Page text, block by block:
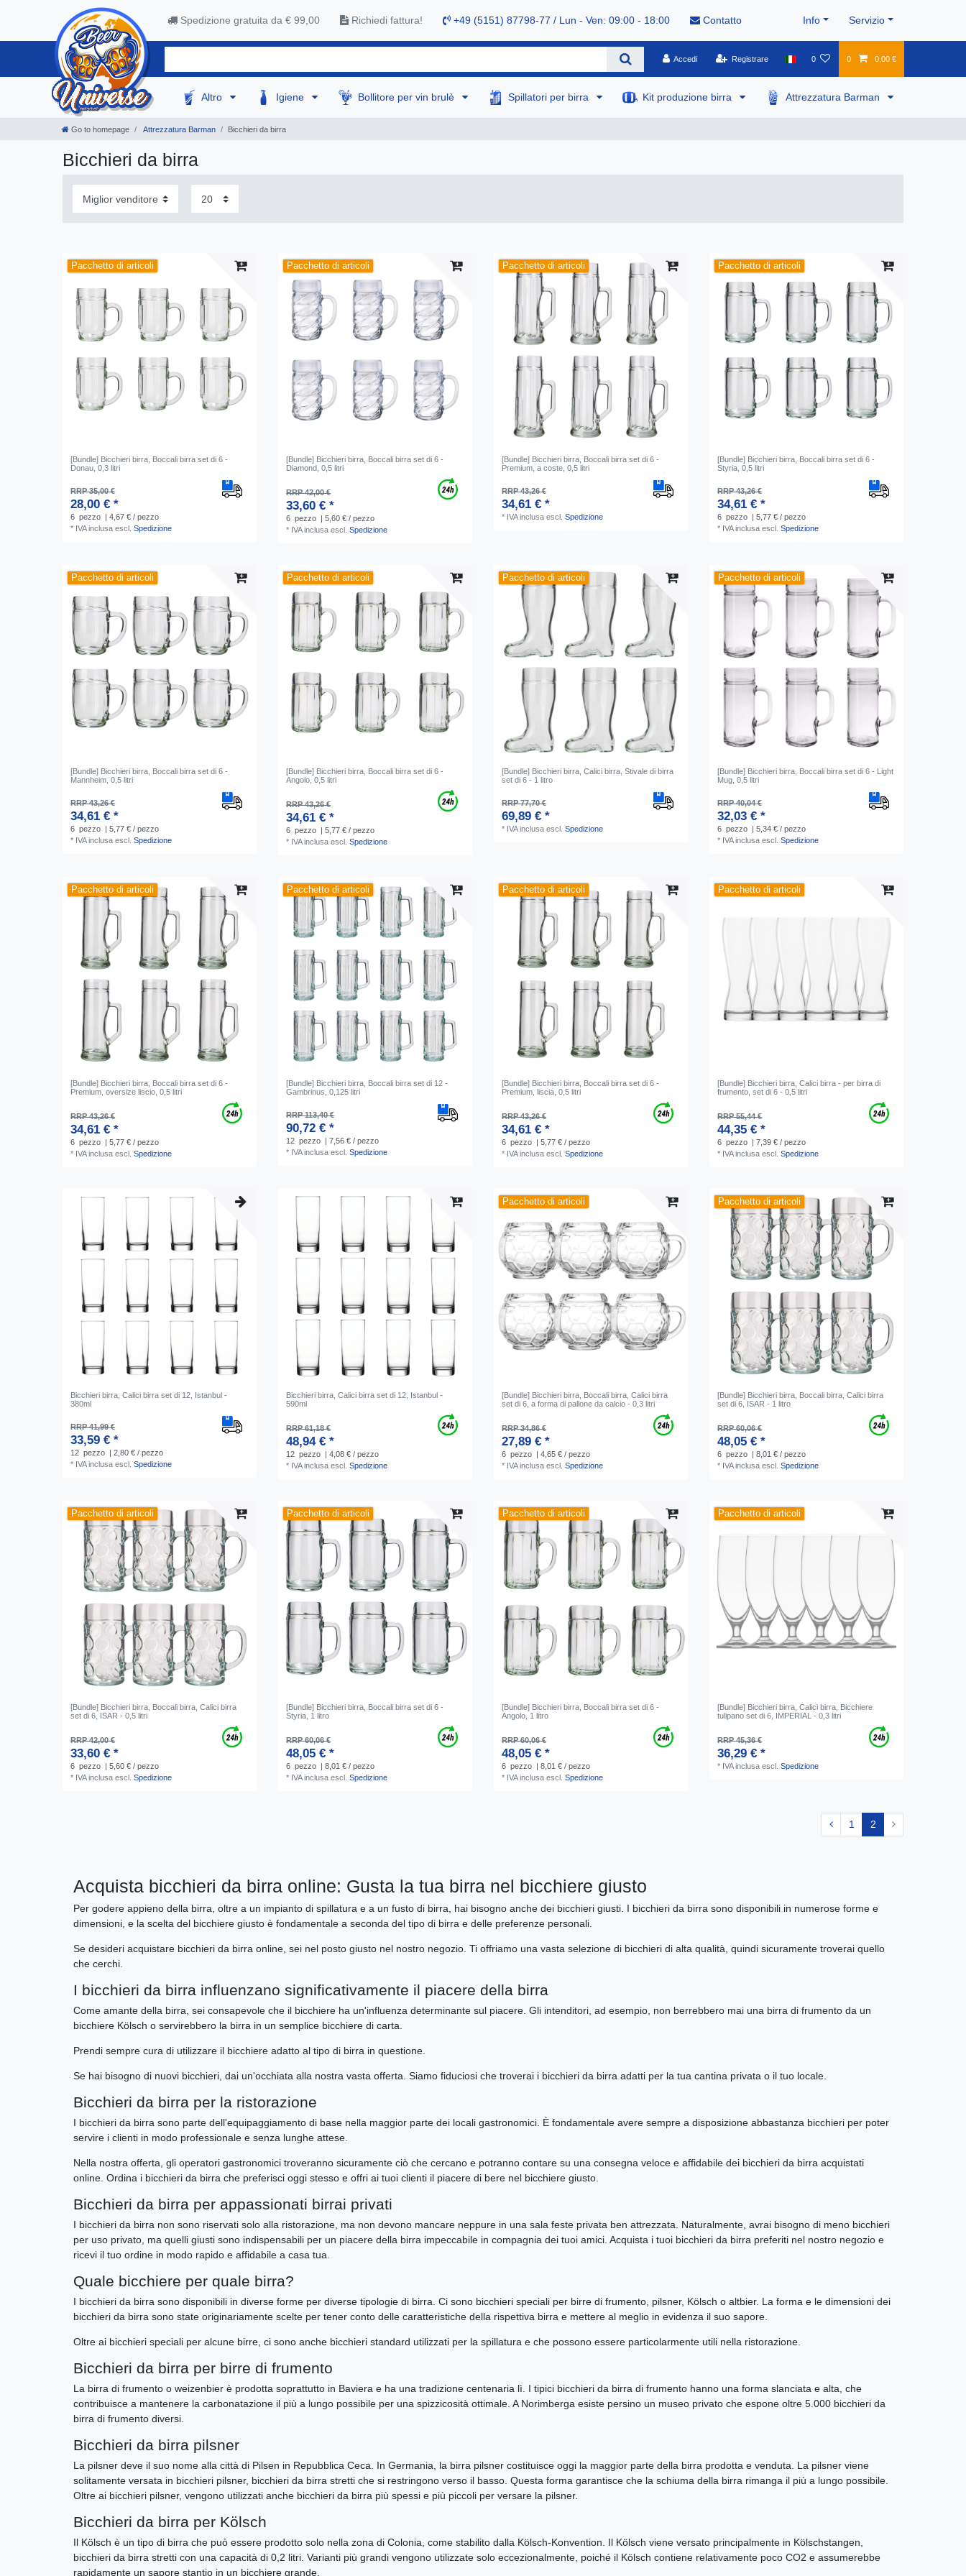
Spedizione gratuita da € 99,00 Richiedi fattura! +49 (5151) 87798-77 / Lun - Ven: 09:00 - 18:00 Contatto Info Servizio
Accedi Registrare 0 0 0,00 €
Altro Igiene Bollitore per vin brulè Spillatori per birra Kit produzione birra Attrezzatura Barman
Go to homepage Attrezzatura Barman Bicchieri da birra
Bicchieri da birra
Pacchetto di articoli
[Bundle] Bicchieri birra, Boccali birra set di 6 -
Donau, 0,3 litri
RRP 35,00 €
28,00 € *
6 pezzo | 4,67 € / pezzo
* IVA inclusa escl.Spedizione
Pacchetto di articoli
[Bundle] Bicchieri birra, Boccali birra set di 6 -
Diamond, 0,5 litri
RRP 42,00 €
33,60 € *
6 pezzo | 5,60 € / pezzo
* IVA inclusa escl.Spedizione
Pacchetto di articoli
[Bundle] Bicchieri birra, Boccali birra set di 6 -
Premium, a coste, 0,5 litri
RRP 43,26 €
34,61 € *
* IVA inclusa escl.Spedizione
Pacchetto di articoli
[Bundle] Bicchieri birra, Boccali birra set di 6 -
Styria, 0,5 litri
RRP 43,26 €
34,61 € *
6 pezzo | 5,77 € / pezzo
* IVA inclusa escl.Spedizione
Pacchetto di articoli
[Bundle] Bicchieri birra, Boccali birra set di 6 -
Mannheim, 0,5 litri
RRP 43,26 €
34,61 € *
6 pezzo | 5,77 € / pezzo
* IVA inclusa escl.Spedizione
Pacchetto di articoli
[Bundle] Bicchieri birra, Boccali birra set di 6 -
Angolo, 0,5 litri
RRP 43,26 €
34,61 € *
6 pezzo | 5,77 € / pezzo
* IVA inclusa escl.Spedizione
Pacchetto di articoli
[Bundle] Bicchieri birra, Calici birra, Stivale di birra
set di 6 - 1 litro
RRP 77,70 €
69,89 € *
* IVA inclusa escl.Spedizione
Pacchetto di articoli
[Bundle] Bicchieri birra, Boccali birra set di 6 - Light
Mug, 0,5 litri
RRP 40,04 €
32,03 € *
6 pezzo | 5,34 € / pezzo
* IVA inclusa escl.Spedizione
Pacchetto di articoli
[Bundle] Bicchieri birra, Boccali birra set di 6 -
Premium, oversize liscio, 0,5 litri
RRP 43,26 €
34,61 € *
6 pezzo | 5,77 € / pezzo
* IVA inclusa escl.Spedizione
Pacchetto di articoli
[Bundle] Bicchieri birra, Boccali birra set di 12 -
Gambrinus, 0,125 litri
RRP 113,40 €
90,72 € *
12 pezzo | 7,56 € / pezzo
* IVA inclusa escl.Spedizione
Pacchetto di articoli
[Bundle] Bicchieri birra, Boccali birra set di 6 -
Premium, liscia, 0,5 litri
RRP 43,26 €
34,61 € *
6 pezzo | 5,77 € / pezzo
* IVA inclusa escl.Spedizione
Pacchetto di articoli
[Bundle] Bicchieri birra, Calici birra - per birra di
frumento, set di 6 - 0,5 litri
RRP 55,44 €
44,35 € *
6 pezzo | 7,39 € / pezzo
* IVA inclusa escl.Spedizione
Bicchieri birra, Calici birra set di 12, Istanbul -
380ml
RRP 41,99 €
33,59 € *
12 pezzo
| 2,80 € / pezzo
* IVA inclusa escl.Spedizione
Bicchieri birra, Calici birra set di 12, Istanbul -
590ml
RRP 61,18 €
48,94 € *
12 pezzo | 4,08 € / pezzo
* IVA inclusa escl.Spedizione
Pacchetto di articoli
[Bundle] Bicchieri birra, Boccali birra, Calici birra
set di 6, a forma di pallone da calcio - 0,3 litri
RRP 34,86 €
27,89 € *
6 pezzo | 4,65 € / pezzo
* IVA inclusa escl.Spedizione
Pacchetto di articoli
[Bundle] Bicchieri birra, Boccali birra, Calici birra
set di 6, ISAR - 1 litro
RRP 60,06 €
48,05 € *
6 pezzo | 8,01 € / pezzo
* IVA inclusa escl.Spedizione
Pacchetto di articoli
[Bundle] Bicchieri birra, Boccali birra, Calici birra
set di 6, ISAR - 0,5 litri
RRP 42,00 €
33,60 € *
6 pezzo | 5,60 € / pezzo
* IVA inclusa escl.Spedizione
Pacchetto di articoli
[Bundle] Bicchieri birra, Boccali birra set di 6 -
Styria, 1 litro
RRP 60,06 €
48,05 € *
6 pezzo | 8,01 € / pezzo
* IVA inclusa escl.Spedizione
Pacchetto di articoli
[Bundle] Bicchieri birra, Boccali birra set di 6 -
Angolo, 1 litro
RRP 60,06 €
48,05 € *
6 pezzo | 8,01 € / pezzo
* IVA inclusa escl.Spedizione
Pacchetto di articoli
[Bundle] Bicchieri birra, Calici birra, Bicchiere
tulipano set di 6, IMPERIAL - 0,3 litri
RRP 45,36 €
36,29 € *
* IVA inclusa escl.Spedizione
1 2
Acquista bicchieri da birra online: Gusta la tua birra nel bicchiere giusto
Per godere appieno della birra, oltre a un impianto di spillatura e a un fusto di birra, hai bisogno anche dei bicchieri giusti. I bicchieri da birra sono disponibili in numerose forme e
dimensioni, e la scelta del bicchiere giusto è fondamentale a seconda del tipo di birra e delle preferenze personali.
Se desideri acquistare bicchieri da birra online, sei nel posto giusto nel nostro negozio. Ti offriamo una vasta selezione di bicchieri di alta qualità, quindi sicuramente troverai quello
che cerchi.
I bicchieri da birra influenzano significativamente il piacere della birra
Come amante della birra, sei consapevole che il bicchiere ha un'influenza determinante sul piacere. Gli intenditori, ad esempio, non berrebbero mai una birra di frumento da un
bicchiere Kölsch o servirebbero la birra in un semplice bicchiere di carta.
Prendi sempre cura di utilizzare il bicchiere adatto al tipo di birra in questione.
Se hai bisogno di nuovi bicchieri, dai un'occhiata alla nostra vasta offerta. Siamo fiduciosi che troverai i bicchieri da birra adatti per la tua cantina privata o il tuo locale.
Bicchieri da birra per la ristorazione
I bicchieri da birra sono parte dell'equipaggiamento di base nella maggior parte dei locali gastronomici. È fondamentale avere sempre a disposizione abbastanza bicchieri per poter
servire i clienti in modo professionale e senza lunghe attese.
Nella nostra offerta, gli operatori gastronomici troveranno sicuramente ciò che cercano e potranno contare su una consegna veloce e affidabile dei bicchieri da birra acquistati
online. Ordina i bicchieri da birra che preferisci oggi stesso e offri ai tuoi clienti il piacere di bere nel bicchiere giusto.
Bicchieri da birra per appassionati birrai privati
I bicchieri da birra non sono riservati solo alla ristorazione, ma non devono mancare neppure in una sala feste privata ben attrezzata. Naturalmente, avrai bisogno di meno bicchieri
per uso privato, ma quelli giusti sono indispensabili per un piacere della birra impeccabile in compagnia dei tuoi amici. Acquista i tuoi bicchieri da birra preferiti nel nostro negozio e
ricevi il tuo ordine in modo rapido e affidabile a casa tua.
Quale bicchiere per quale birra?
I bicchieri da birra sono disponibili in diverse forme per diverse tipologie di birra. Ci sono bicchieri speciali per birre di frumento, pilsner, Kölsch o altbier. La forma e le dimensioni dei
bicchieri da birra sono state originariamente scelte per tener conto delle caratteristiche della rispettiva birra e mettere al meglio in evidenza il suo sapore.
Oltre ai bicchieri speciali per alcune birre, ci sono anche bicchieri standard utilizzati per la spillatura e che possono essere particolarmente utili nella ristorazione.
Bicchieri da birra per birre di frumento
La birra di frumento o weizenbier è prodotta soprattutto in Baviera e ha una tradizione centenaria lì. I tipici bicchieri da birra di frumento hanno una forma slanciata e alta, che
contribuisce a mantenere la carbonatazione il più a lungo possibile per una spizzicosità ottimale. A Norimberga esiste persino un museo privato che espone oltre 5.000 bicchieri da
birra di frumento diversi.
Bicchieri da birra pilsner
La pilsner deve il suo nome alla città di Pilsen in Repubblica Ceca. In Germania, la birra pilsner costituisce oggi la maggior parte della birra prodotta e venduta. La pilsner viene
solitamente versata in bicchieri pilsner, bicchieri da birra stretti che si restringono verso il basso. Questa forma garantisce che la schiuma della birra rimanga il più a lungo possibile.
Oltre ai bicchieri pilsner, vengono utilizzati anche bicchieri da birra più spessi e più piccoli per versare la pilsner.
Bicchieri da birra per Kölsch
Il Kölsch è un tipo di birra che può essere prodotto solo nella zona di Colonia, come stabilito dalla Kölsch-Konvention. Il Kölsch viene versato principalmente in Kölschstangen,
bicchieri da birra stretti con una capacità di 0,2 litri. Varianti più grandi vengono utilizzate solo eccezionalmente, poiché il Kölsch contiene relativamente poco CO2 e assumerebbe
rapidamente un sapore stantio in un bicchiere grande.